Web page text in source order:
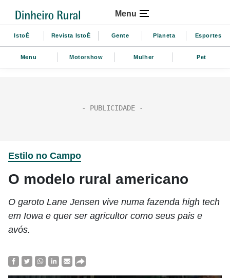
Menu
IstoÉ Revista IstoÉ Gente Planeta Esportes
Menu Motorshow Mulher Pet
Estilo no Campo
O modelo rural americano
O garoto Lane Jensen vive numa fazenda high tech
em Iowa e quer ser agricultor como seus pais e
avós.